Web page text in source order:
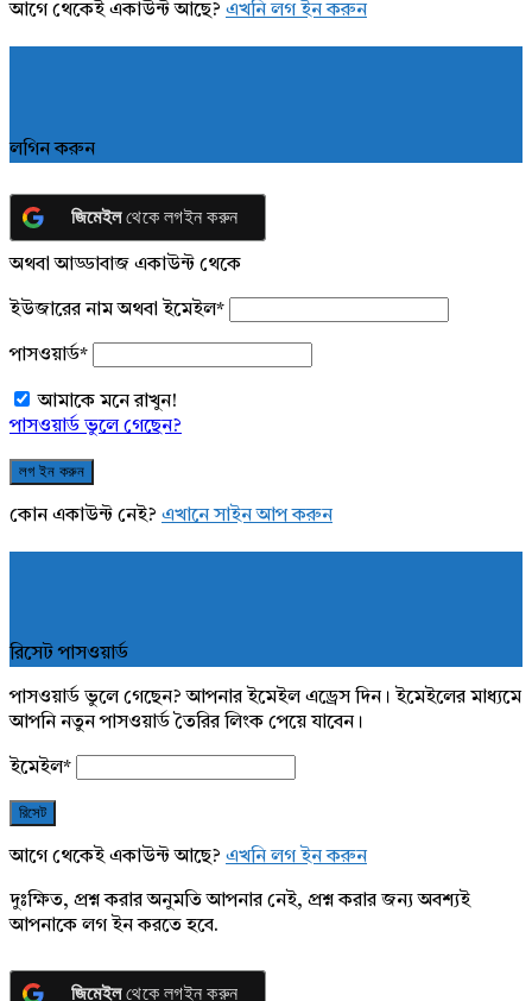
আগে থেকেই একাউন্ট আছে? এখনি লগ ইন করুন
লগিন করুন
জিমেইলথেকে লগইন করুন
অথবা আড্ডাবাজ একাউন্ট থেকে
ইউজারের নাম অথবা ইমেইল*
পাসওয়ার্ড*
আমাকে মনে রাখুন!
পাসওয়ার্ড ভুলে গেছেন?
কোন একাউন্ট নেই? এখানে সাইন আপ করুন
রিসেট পাসওয়ার্ড
পাসওয়ার্ড ভুলে গেছেন? আপনার ইমেইল এড্রেস দিন। ইমেইলের মাধ্যমে
আপনি নতুন পাসওয়ার্ড তৈরির লিংক পেয়ে যাবেন।
ইমেইল*
আগে থেকেই একাউন্ট আছে? এখনি লগ ইন করুন
দুঃক্ষিত, প্রশ্ন করার অনুমতি আপনার নেই, প্রশ্ন করার জন্য অবশ্যই
আপনাকে লগ ইন করতে হবে.
জিমেইলথেকে লগইন করুন